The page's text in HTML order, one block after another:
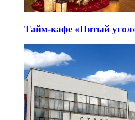
Тайм-кафе «Пятый